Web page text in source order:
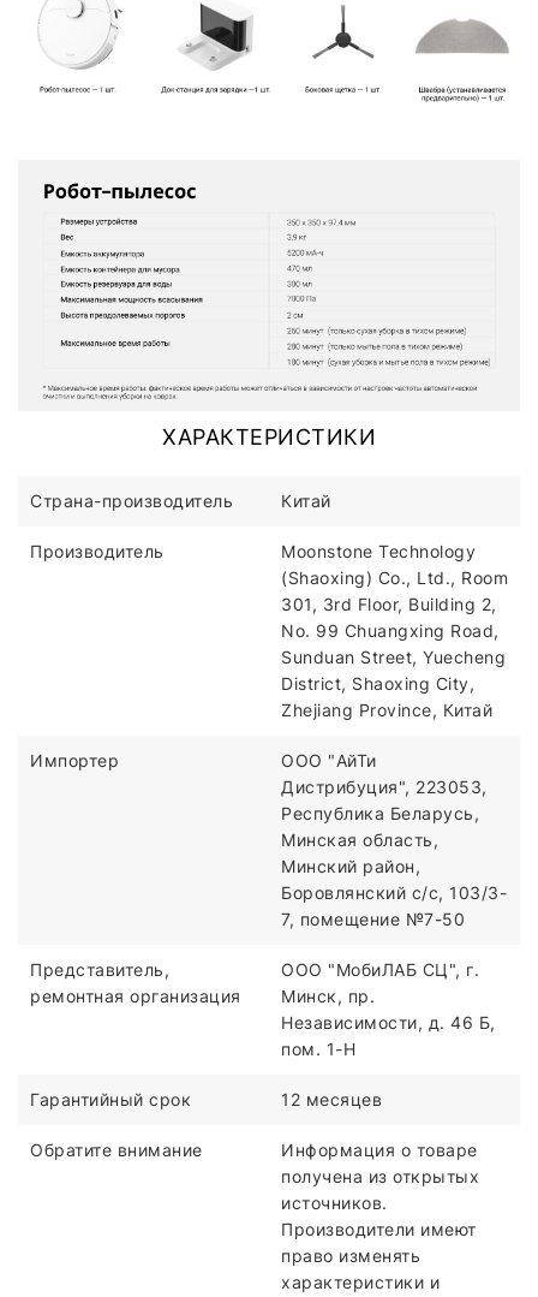
ХАРАКТЕРИСТИКИ
Страна-производитель Китай
Производитель
Moonstone Technology
(Shaoxing) Co., Ltd., Room
301, 3rd Floor, Building 2,
No. 99 Chuangxing Road,
Sunduan Street, Yuecheng
District, Shaoxing City,
Zhejiang Province, Китай
Импортер
ООО "АйТи
Дистрибуция", 223053,
Республика Беларусь,
Минская область,
Минский район,
Боровлянский с/с, 103/3-
7, помещение №7-50
Представитель,
ремонтная организация
ООО "МобиЛАБ СЦ", г.
Минск, пр.
Независимости, д. 46 Б,
пом. 1-Н
Гарантийный срок 12 месяцев
Обратите внимание
Информация о товаре
получена из открытых
источников.
Производители имеют
право изменять
характеристики и